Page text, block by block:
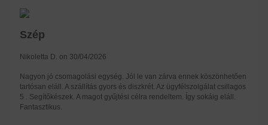
Szép
Nikoletta D. on 30/04/2026
Nagyon jó csomagolási egység. Jól le van zárva ennek köszönhetően
tartósan eláll. A szállítás gyors és diszkrét. Az ügyfélszolgálat csillagos
5 . Segítőkészek. A magot gyűjtési célra rendeltem. Így sokáig eláll.
Fantasztikus.